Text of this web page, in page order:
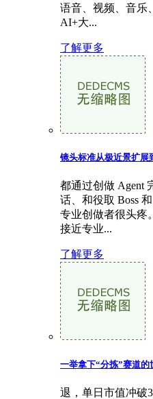
语音、视频、音乐
AI+大...
了解更多
镜头标准从极近景扩展
都通过创做 Agent
话、和役取 Boss
专业创做者很头疼
接近专业...
了解更多
一举拿下“分拣”赛道的
退，单日市值冲破